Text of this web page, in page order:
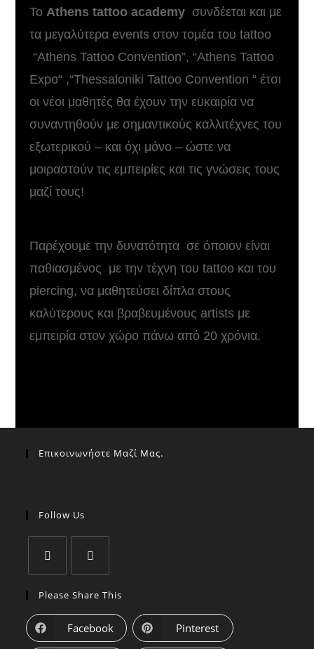
ΤοAthens tattoo academy συνδέεται και με
τα μεγαλύτερα events στον τομέα του tattoo
“Athens Tattoo Convention”, “Athens Tattoo
Expo“ ,“Thessaloniki Tattoo Convention “ έτσι
οι νέοι μαθητές θα έχουν την ευκαιρία να
συναντηθούν με σημαντικούς καλλιτέχνες του
εξωτερικού – και όχι μόνο – ώστε να
μοιραστούν τις εμπειρίες και τις γνώσεις τους
μαζί τους!
Παρέχουμε την δυνατότητα σε όποιον είναι
παθιασμένος με την τέχνη του tattoo και του
piercing, να μαθητεύσει δίπλα στους
καλύτερους και βραβευμένους artists με
εμπειρία στον χώρο πάνω από 20 χρόνια.
Επικοινωνήστε Μαζί Μας.
Follow Us
Please Share This
Facebook Pinterest